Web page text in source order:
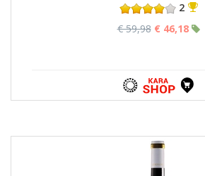
2
€ 59,98 € 46,18